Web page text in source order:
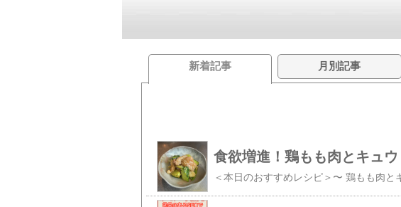
新着記事 月別記事